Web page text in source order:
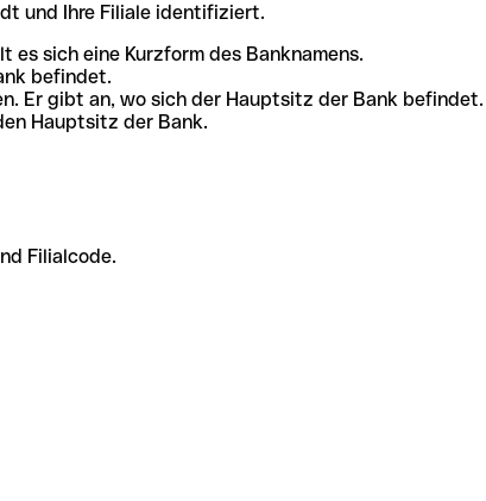
und Ihre Filiale identifiziert.
es sich eine Kurzform des Banknamens.
befindet.
Er gibt an, wo sich der Hauptsitz der Bank befindet.
Hauptsitz der Bank.
Filialcode.